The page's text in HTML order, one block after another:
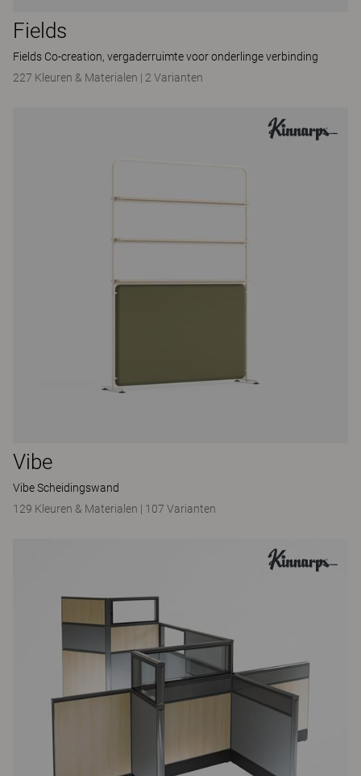
Fields
Fields Co-creation, vergaderruimte voor onderlinge verbinding
227 Kleuren & Materialen | 2 Varianten
Vibe
Vibe Scheidingswand
129 Kleuren & Materialen | 107 Varianten